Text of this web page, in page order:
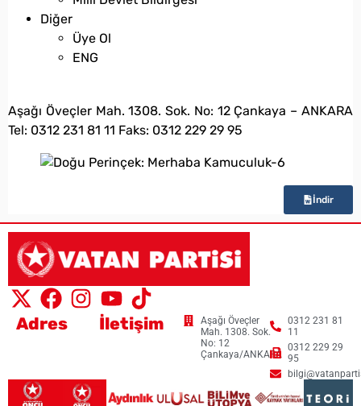
Diğer
Üye Ol
ENG
Aşağı Öveçler Mah. 1308. Sok. No: 12 Çankaya – ANKARA
Tel: 0312 231 81 11 Faks: 0312 229 29 95
İndir
Adres
Aşağı Öveçler
Mah. 1308. Sok.
No: 12
Çankaya/ANKARA
İletişim
0312 231 81
11
0312 229 29
95